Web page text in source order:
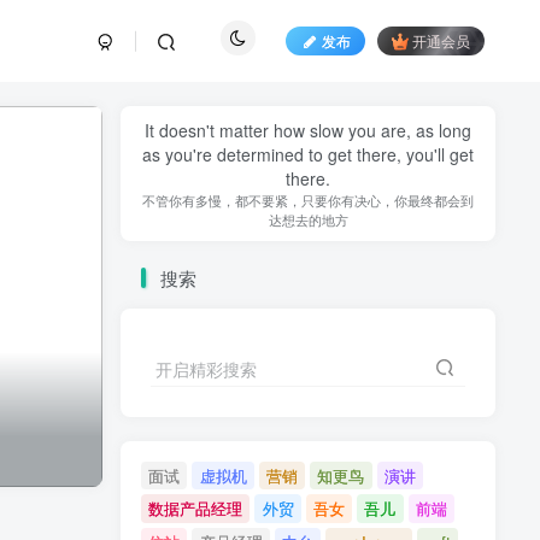
发布 开通会员
It doesn't matter how slow you are, as long
as you're determined to get there, you'll get
there.
不管你有多慢，都不要紧，只要你有决心，你最终都会到
达想去的地方
搜索
开启精彩搜索
面试 虚拟机 营销 知更鸟
演讲
数据产品经理
外贸 吾女 吾儿
前端